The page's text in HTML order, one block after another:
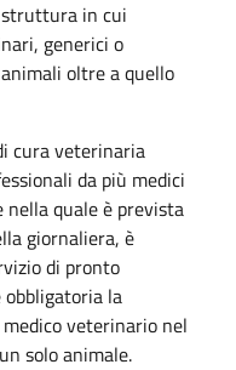
in cui
generici o
oltre a quello
cura veterinaria
da più medici
quale è prevista
giornaliera, è
di pronto
obbligatoria la
veterinario nel
solo animale.